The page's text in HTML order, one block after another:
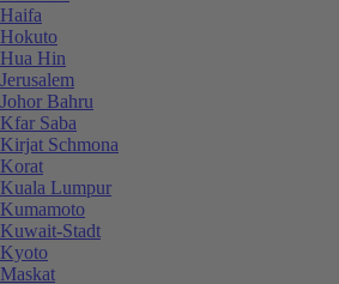
Haifa
Hokuto
Hua Hin
Jerusalem
Johor Bahru
Kfar Saba
Kirjat Schmona
Korat
Kuala Lumpur
Kumamoto
Kuwait-Stadt
Kyoto
Maskat